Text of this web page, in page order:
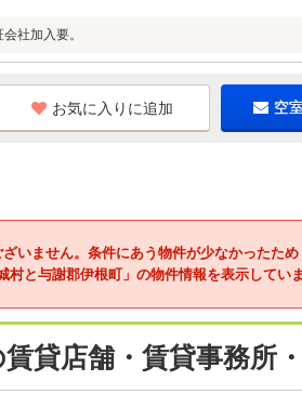
社加入要。
お気に入りに追加 空
いません。条件にあう物件が少なかったため
村と与謝郡伊根町」の物件情報を表示していま
貸店舗・賃貸事務所